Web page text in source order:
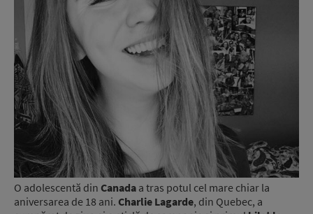
O adolescentă din Canada a tras potul cel mare chiar la
aniversarea de 18 ani. Charlie Lagarde, din Quebec, a